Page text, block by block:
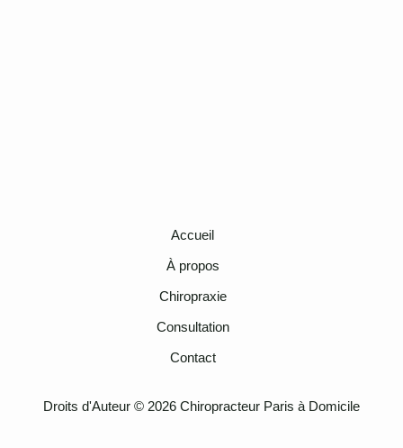
Accueil
À propos
Chiropraxie
Consultation
Contact
Droits d'Auteur © 2026 Chiropracteur Paris à Domicile